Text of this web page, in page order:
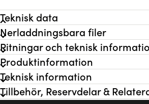
Teknisk data
Flöde max
0,16 l/min
Tryck max
24 bar
Systemtryck max
Anslutning inlopp
Anslutning utlopp
3/8" BSPT
Material Bottenplatta
Nerladdningsbara filer
Ritningar och teknisk
Produktinformation
Teknisk information
Tillbehör, Reservdelar &